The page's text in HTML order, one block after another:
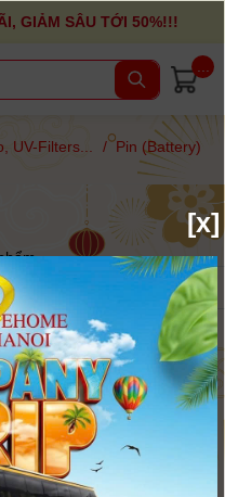
GIẢM SÂU TỚI 50%!!!
UV-Filters... /Pin (Battery)
[x]